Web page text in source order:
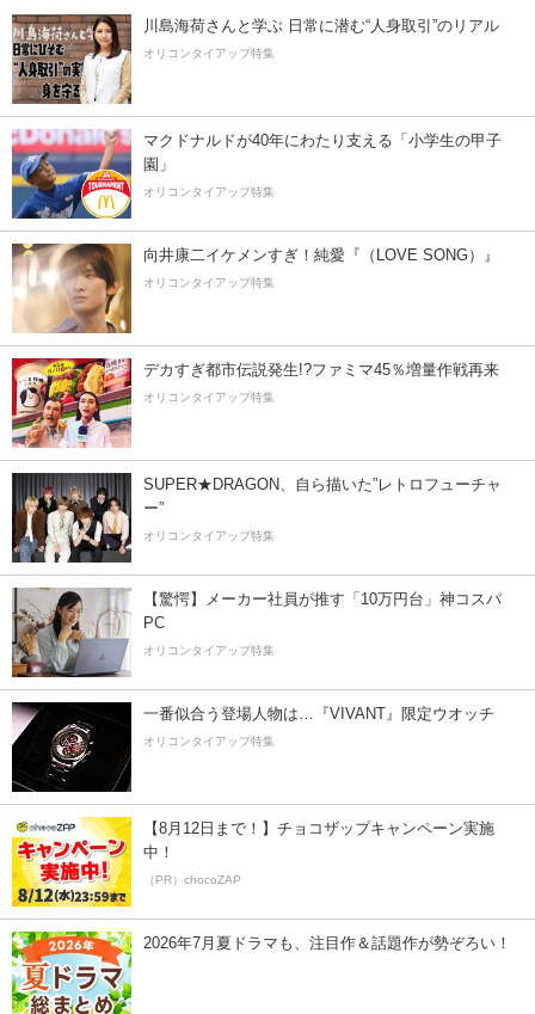
川島海荷さんと学ぶ 日常に潜む“人身取引”のリアル
オリコンタイアップ特集
マクドナルドが40年にわたり支える「小学生の甲子
園」
オリコンタイアップ特集
向井康二イケメンすぎ！純愛『（LOVE SONG）』
オリコンタイアップ特集
デカすぎ都市伝説発生!?ファミマ45％増量作戦再来
オリコンタイアップ特集
SUPER★DRAGON、自ら描いた”レトロフューチャ
ー”
オリコンタイアップ特集
【驚愕】メーカー社員が推す「10万円台」神コスパ
PC
オリコンタイアップ特集
一番似合う登場人物は…『VIVANT』限定ウオッチ
オリコンタイアップ特集
【8月12日まで！】チョコザップキャンペーン実施
中！
（PR）chocoZAP
2026年7月夏ドラマも、注目作＆話題作が勢ぞろい！